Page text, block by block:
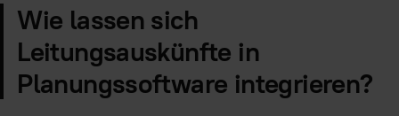
Wie lassen sich
Leitungsauskünfte in
Planungssoftware integrieren?